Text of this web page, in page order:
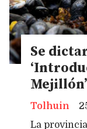
Se
Tolhuin
La